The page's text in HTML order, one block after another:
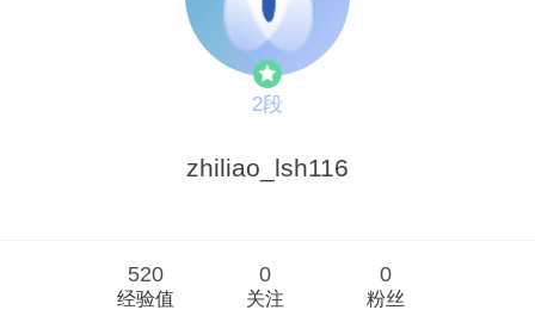
2段
zhiliao_lsh116
520
经验值
0
关注
0
粉丝